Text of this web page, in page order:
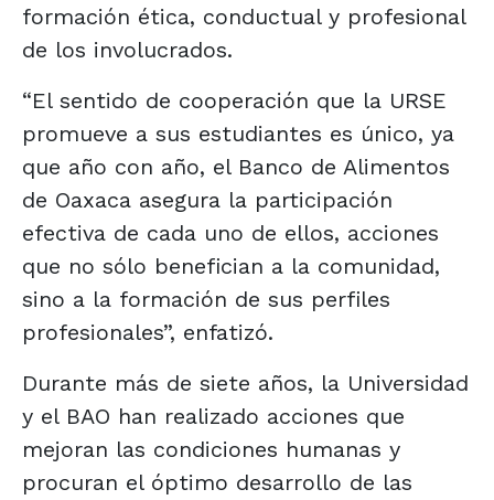
formación ética, conductual y profesional
de los involucrados.
“El sentido de cooperación que la URSE
promueve a sus estudiantes es único, ya
que año con año, el Banco de Alimentos
de Oaxaca asegura la participación
efectiva de cada uno de ellos, acciones
que no sólo benefician a la comunidad,
sino a la formación de sus perfiles
profesionales”, enfatizó.
Durante más de siete años, la Universidad
y el BAO han realizado acciones que
mejoran las condiciones humanas y
procuran el óptimo desarrollo de las